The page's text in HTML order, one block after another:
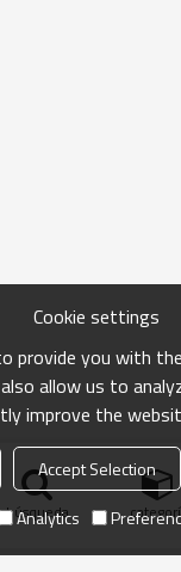
búsqueda
Cookie settings
provide you with
allow us to
improve the
Accept Selection
Analytics